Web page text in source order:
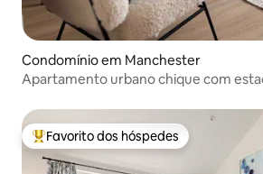
Condomínio em Manchester
Apartamento urbano chique com
Favoritos dos hóspedes mais
Favorito dos hóspedes